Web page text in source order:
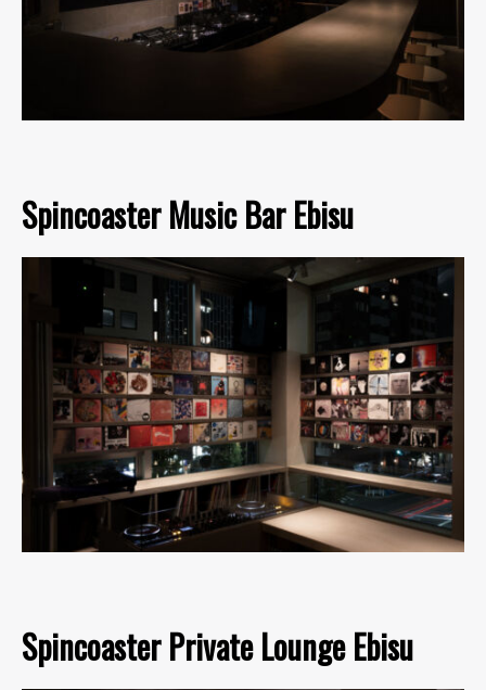
Spincoaster Music Bar Ebisu
Spincoaster Private Lounge Ebisu